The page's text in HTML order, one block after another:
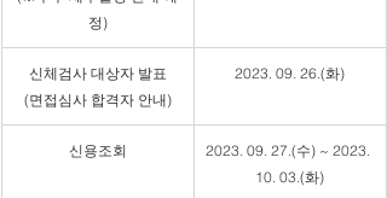
정)
신체검사 대상자 발표
(면접심사 합격자 안내)
2023. 09. 26.(화)
신용조회
2023. 09. 27.(수) ~ 2023.
10. 03.(화)